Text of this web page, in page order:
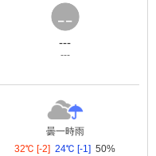
---
---
曇一時雨
32℃ [-2] 24℃ [-1] 50%